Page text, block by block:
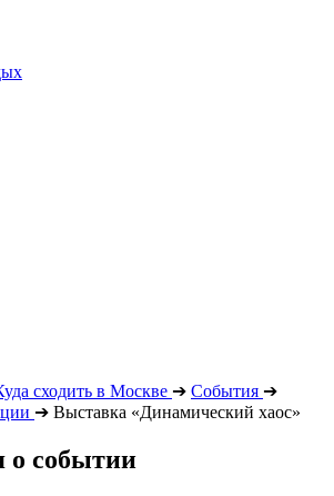
сходить в Москве ➔ События ➔
➔ Выставка «Динамический хаос»
событии